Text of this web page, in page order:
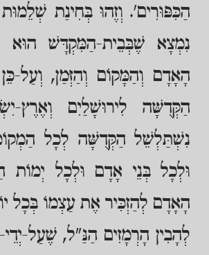
הַכִּפּוּרִים'. וְזֶהוּ בְּחִינַת
נִמְצָא שֶׁבְּבֵית-הַמִּקְדָּשׁ
הָאָדָם וְהַמָּקוֹם וְהַזְּמַן, וְעַל-
הַקְּדֻשָּׁה לִירוּשָׁלַיִם וְאֶרֶץ-
נִשְׁתַּלְשֵׁל הַקְּדֻשָּׁה לְכָל
וּלְכָל בְּנֵי אָדָם וּלְכָל יְמוֹת
הָאָדָם לְהַזְכִּיר אֶת עַצְמוֹ בְּכָל
לְהָבִין הָרְמָזִים הַנַּ"ל, שֶׁעַל-